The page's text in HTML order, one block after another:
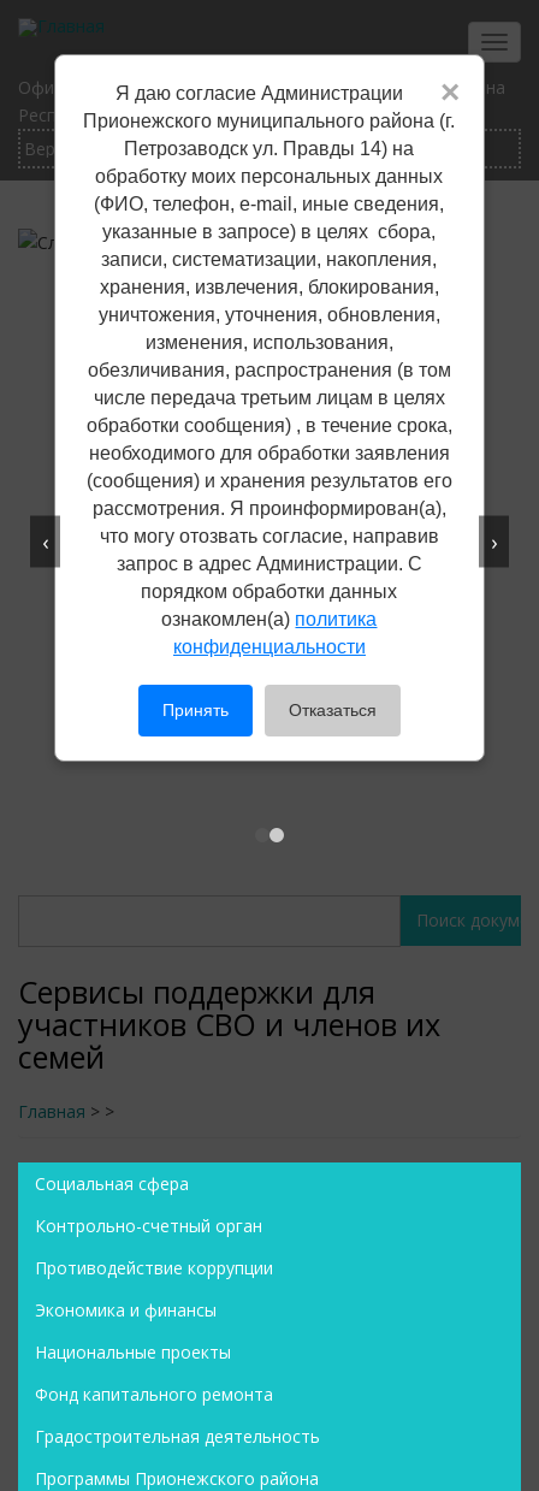
Перейти
основному
содержанию
×
Я даю согласие Администрации
Прионежского муниципального района (г.
Петрозаводск ул. Правды 14) на
обработку моих персональных данных
(ФИО, телефон, е-mail, иные сведения,
указанные в запросе) в целях сбора,
записи, систематизации, накопления,
хранения, извлечения, блокирования,
уничтожения, уточнения, обновления,
изменения, использования,
обезличивания, распространения (в том
числе передача третьим лицам в целях
обработки сообщения) , в течение срока,
необходимого для обработки заявления
(сообщения) и хранения результатов его
рассмотрения. Я проинформирован(а),
что могу отозвать согласие, направив
запрос в адрес Администрации. С
порядком обработки данных
ознакомлен(а) политика
конфиденциальности
Принять Отказаться
Официальный сайт Прионежского муниципального района
Республики Карелия
‹ ›
Сервисы поддержки для
участников СВО и членов их
семей
Главная > >
Социальная сфера
Контрольно-счетный орган
Противодействие коррупции
Экономика и финансы
Национальные проекты
Фонд капитального ремонта
Градостроительная деятельность
Программы Прионежского района